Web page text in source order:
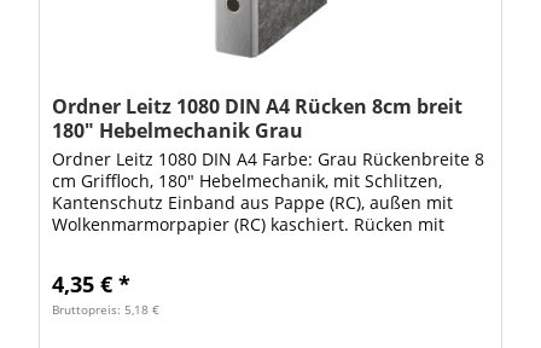
Ordner Leitz 1080 DIN A4 Rücken 8cm breit
180" Hebelmechanik Grau
Ordner Leitz 1080 DIN A4 Farbe: Grau Rückenbreite 8
cm Griffloch, 180" Hebelmechanik, mit Schlitzen,
Kantenschutz Einband aus Pappe (RC), außen mit
Wolkenmarmorpapier (RC) kaschiert. Rücken mit
4,35 € *
Bruttopreis: 5,18 €